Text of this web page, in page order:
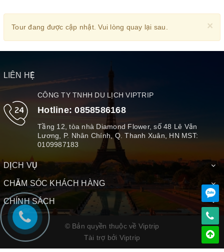
×
Tour đang được cập nhật. Vui lòng quay lại sau.
LIÊN HỆ
CÔNG TY TNHH DU LỊCH VIPTRIP
Hotline:0858586168
Tầng 12, tòa nhà Diamond Flower, số 48 Lê Văn
Lương, P. Nhân Chính, Q. Thanh Xuân, HN MST:
0109987183
DỊCH VỤ
CHĂM SÓC KHÁCH HÀNG
CHÍNH SÁCH
© Bản quyền thuộc về Viptrip
Tài trợ bởi Viptrip